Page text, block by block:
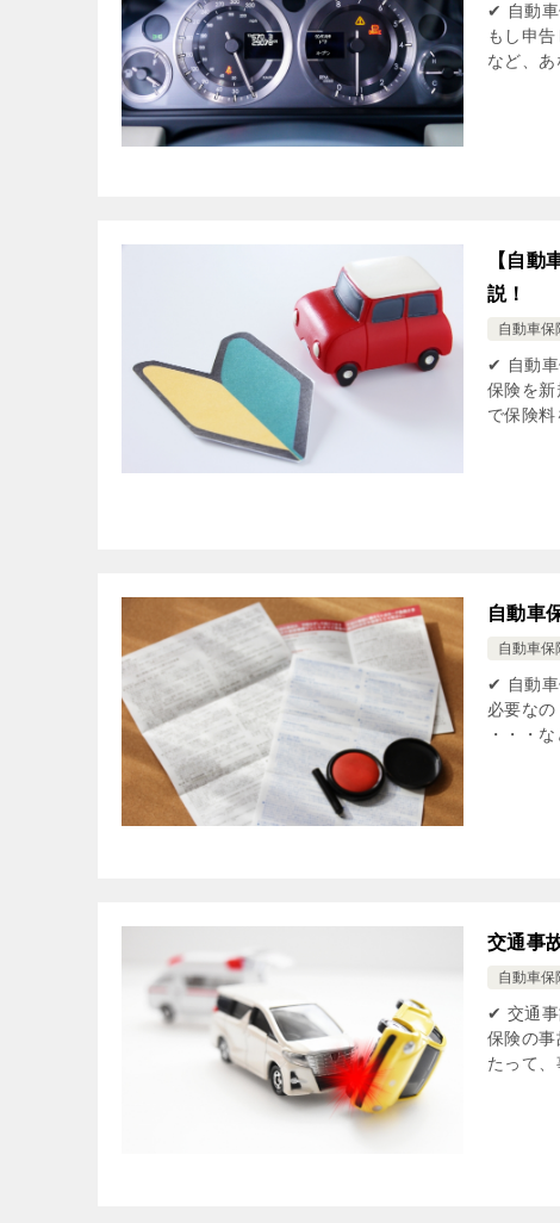
✔ 自動車
もし申
など、
【自動
説！
自動車保
✔ 自動車
保険を
で保険
自動車
自動車保
✔ 自動車
必要な
・・・
交通事
自動車保
✔ 交通事
保険の
たって